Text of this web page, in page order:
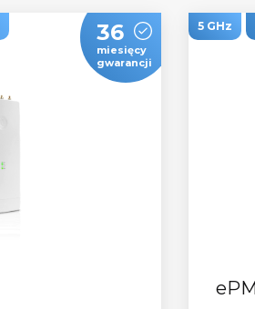
36
miesięcy
gwarancji
5 GHz